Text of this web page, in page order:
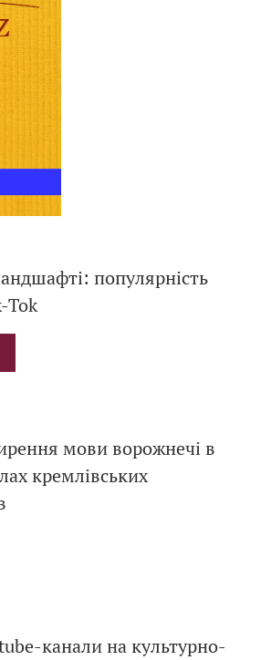
популярність
Tok
мови ворожнечі в
кремлівських
канали на культурно-